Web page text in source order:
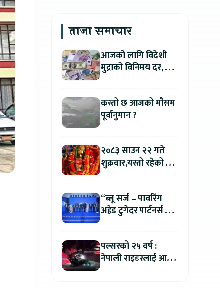
ताजा समाचार
आजको लागि विदेशी
मुद्राको विनिमय दर, कुन
कस्तो छ आजको मौसम
पूर्वानुमान ?
२०८३ साउन २२ गते
शुक्रवार,यस्तो रहेको छ
“ब्लू सर्ज – पावरिंग
अहेड टुगेदर पार्टनर्स मीट
यामाहाको घोषणा
पल्सरको २५ वर्ष :
नेपाली राइडरलाई आफ्नै